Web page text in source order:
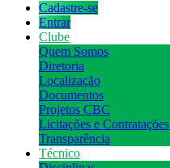
Cadastre-se
Entrar
Clube
Quem Somos
Diretoria
Localização
Documentos
Projetos CBC
Licitações e Contratações
Transparência
Técnico